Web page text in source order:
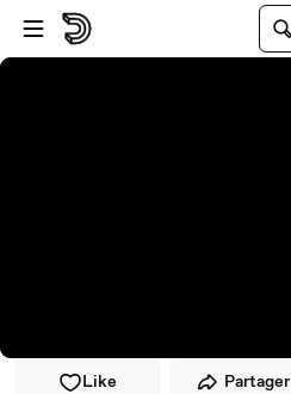
Passer au player
Passer au contenu principal
Like Partager